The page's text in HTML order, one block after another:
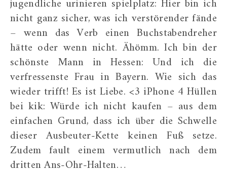
jugendliche urinieren spielplatz: Hier bin ich
nicht ganz sicher, was ich verstörender fände
– wenn das Verb einen Buchstabendreher
hätte oder wenn nicht. Ähömm. Ich bin der
schönste Mann in Hessen: Und ich die
verfressenste Frau in Bayern. Wie sich das
wieder trifft! Es ist Liebe. <3 iPhone 4 Hüllen
bei kik: Würde ich nicht kaufen – aus dem
einfachen Grund, dass ich über die Schwelle
dieser Ausbeuter-Kette keinen Fuß setze.
Zudem fault einem vermutlich nach dem
dritten Ans-Ohr-Halten…